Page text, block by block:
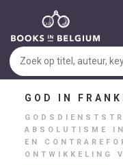
GOD IN
ABSOLUTISME
EN
ONTWIKKELING